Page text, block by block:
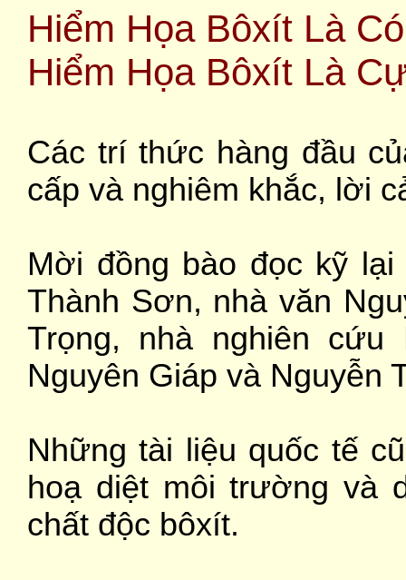
Hiểm Họa Bôxít Là
Hiểm Họa Bôxít Là
Các trí thức hàng đầu
cấp và nghiêm khắc, lời
Mời đồng bào đọc kỹ
Thành Sơn, nhà văn
Trọng, nhà nghiên cứu
Nguyên Giáp và Nguyễn
Những tài liệu quốc tế
hoạ diệt môi trường và
chất độc bôxít.